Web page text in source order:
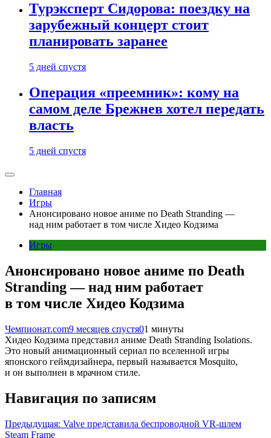
Турэксперт Сидорова: поездку на
зарубежный концерт стоит
планировать заранее
5 дней спустя
Операция «преемник»: кому на
самом деле Брежнев хотел передать
власть
5 дней спустя
Главная
Игры
Анонсировано новое аниме по Death Stranding —
над ним работает в том числе Хидео Кодзима
Игры
Анонсировано новое аниме по Death
Stranding — над ним работает
в том числе Хидео Кодзима
Чемпионат.com9 месяцев спустя01 минуты
Хидео Кодзима представил аниме Death Stranding Isolations.
Это новый анимационный сериал по вселенной игры
японского геймдизайнера, первый называется Mosquito,
и он выполнен в мрачном стиле.
Навигация по записям
Предыдущая: Valve представила беспроводной VR-шлем
Steam Frame